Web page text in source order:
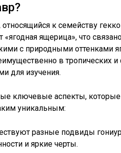
к семейству
«ягодная ящерица», что
с природными оттенками
в тропических и
для изучения.
ключевые аспекты, которые
уникальным:
разные подвиды
и яркие черты.